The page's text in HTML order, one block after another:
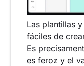
Las plantillas
fáciles de
Es
es feroz y el